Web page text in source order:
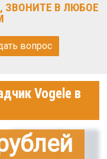
ЗВОНИТЕ В ЛЮБОЕ
вопрос
Vogele в